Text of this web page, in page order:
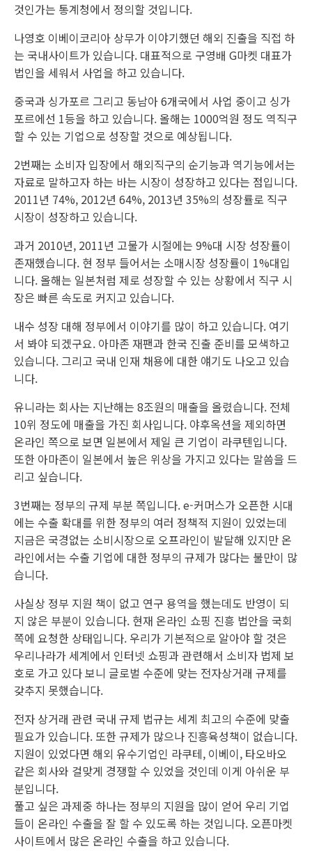
것인가는 통계청에서 정의할 것입니다.
나영호 이베이코리아 상무가 이야기했던 해외 진출을 직접 하
는 국내사이트가 있습니다. 대표적으로 구영배 G마켓 대표가
법인을 세워서 사업을 하고 있습니다.
중국과 싱가포르 그리고 동남아 6개국에서 사업 중이고 싱가
포르에선 1등을 하고 있습니다. 올해는 1000억원 정도 역직구
할 수 있는 기업으로 성장할 것으로 예상됩니다.
2번째는 소비자 입장에서 해외직구의 순기능과 역기능에서는
자료로 말하고자 하는 바는 시장이 성장하고 있다는 점입니다.
2011년 74%, 2012년 64%, 2013년 35%의 성장률로 직구
시장이 성장하고 있습니다.
과거 2010년, 2011년 고물가 시절에는 9%대 시장 성장률이
존재했습니다. 현 정부 들어서는 소매시장 성장률이 1%대입
니다. 올해는 일본처럼 제로 성장할 수 있는 상황에서 직구 시
장은 빠른 속도로 커지고 있습니다.
내수 성장 대해 정부에서 이야기를 많이 하고 있습니다. 여기
서 봐야 되겠구요. 아마존 재팬과 한국 진출 준비를 모색하고
있습니다. 그리고 국내 인재 채용에 대한 얘기도 나오고 있습
니다.
유니라는 회사는 지난해는 8조원의 매출을 올렸습니다. 전체
10위 정도에 매출을 가진 회사입니다. 야후옥션을 제외하면
온라인 쪽으로 보면 일본에서 제일 큰 기업이 라쿠텐입니다.
또한 아마존이 일본에서 높은 위상을 가지고 있다는 말씀을 드
리고 싶습니다.
3번째는 정부의 규제 부분 쪽입니다. e-커머스가 오픈한 시대
에는 수출 확대를 위한 정부의 여러 정책적 지원이 있었는데
지금은 국경없는 소비시장으로 오프라인이 발달해 있지만 온
라인에서는 수출 기업에 대한 정부의 규제가 많다는 불만이 많
습니다.
사실상 정부 지원 책이 없고 연구 용역을 했는데도 반영이 되
지 않은 부분이 있습니다. 현재 온라인 쇼핑 진흥 법안을 국회
쪽에 요청한 상태입니다. 우리가 기본적으로 알아야 할 것은
우리나라가 세계에서 인터넷 쇼핑과 관련해서 소비자 법제 보
호로 가고 있다 보니 글로벌 수준에 맞는 전자상거래 규제를
갖추지 못했습니다.
전자 상거래 관련 국내 규제 법규는 세계 최고의 수준에 맞출
필요가 있습니다. 또한 규제가 많으나 진흥육성책이 없습니다.
지원이 있었다면 해외 유수기업인 라쿠테, 이베이, 타오바오
같은 회사와 걸맞게 경쟁할 수 있었을 것인데 이게 아쉬운 부
분입니다.
풀고 싶은 과제중 하나는 정부의 지원을 많이 얻어 우리 기업
들이 온라인 수출을 잘 할 수 있도록 하는 것입니다. 오픈마켓
사이트에서 많은 온라인 수출을 하고 있습니다.